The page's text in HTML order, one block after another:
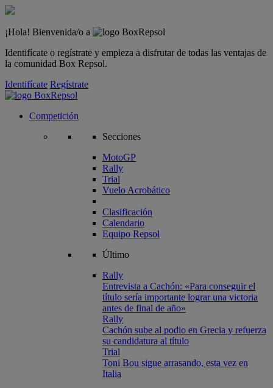
¡Hola! Bienvenida/o a
Identifícate o regístrate y empieza a disfrutar de todas las ventajas de
la comunidad Box Repsol.
Identifícate Regístrate
Competición
Secciones
MotoGP
Rally
Trial
Vuelo Acrobático
Clasificación
Calendario
Equipo Repsol
Último
Rally
Entrevista a Cachón: «Para conseguir el
título sería importante lograr una victoria
antes de final de año»
Rally
Cachón sube al podio en Grecia y refuerza
su candidatura al título
Trial
Toni Bou sigue arrasando, esta vez en
Italia